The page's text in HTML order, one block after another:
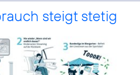
steigt stetig